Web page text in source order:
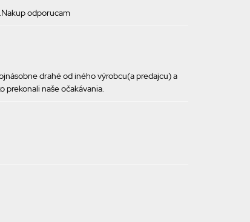
odporucam
drahé od iného výrobcu(a predajcu) a
prekonali naše očakávania.